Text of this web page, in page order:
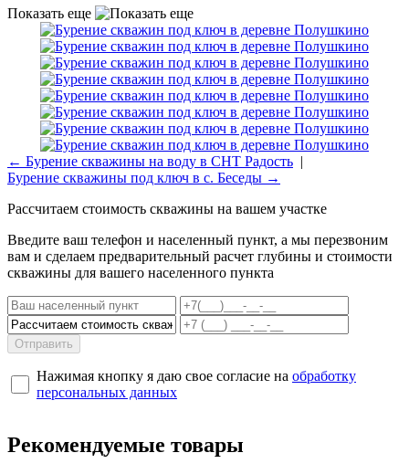
Показать еще
← Бурение скважины на воду в СНТ Радость |
Бурение скважины под ключ в с. Беседы →
Рассчитаем стоимость скважины на вашем участке
Введите ваш телефон и населенный пункт, а мы перезвоним
вам и сделаем предварительный расчет глубины и стоимости
скважины для вашего населенного пункта
Отправить
Нажимая кнопку я даю свое согласие на обработку
персональных данных
Рекомендуемые товары